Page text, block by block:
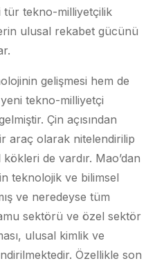
tür tekno-milliyetçilik
ulusal rekabet gücünü
gelişmesi hem de
tekno-milliyetçi
Çin açısından
araç olarak nitelendirilip
de vardır. Mao’dan
teknolojik ve bilimsel
ve neredeyse tüm
sektörü ve özel sektör
ulusal kimlik ve
Özellikle son